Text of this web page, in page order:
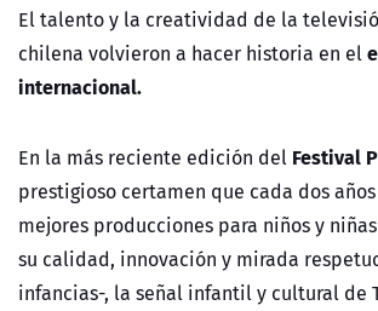
El talento y la creatividad de la
chilena volvieron a hacer historia en el
internacional.
En la más reciente edición del Festival
prestigioso certamen que cada dos
mejores producciones para niños y
su calidad, innovación y mirada
infancias-, la señal infantil y cultural de